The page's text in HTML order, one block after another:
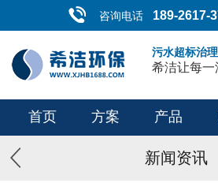
咨询电话 189-2617-
污水超标治
希洁让每
首页 方案 产品
新闻资讯